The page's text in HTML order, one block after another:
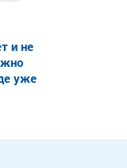
и не
уже